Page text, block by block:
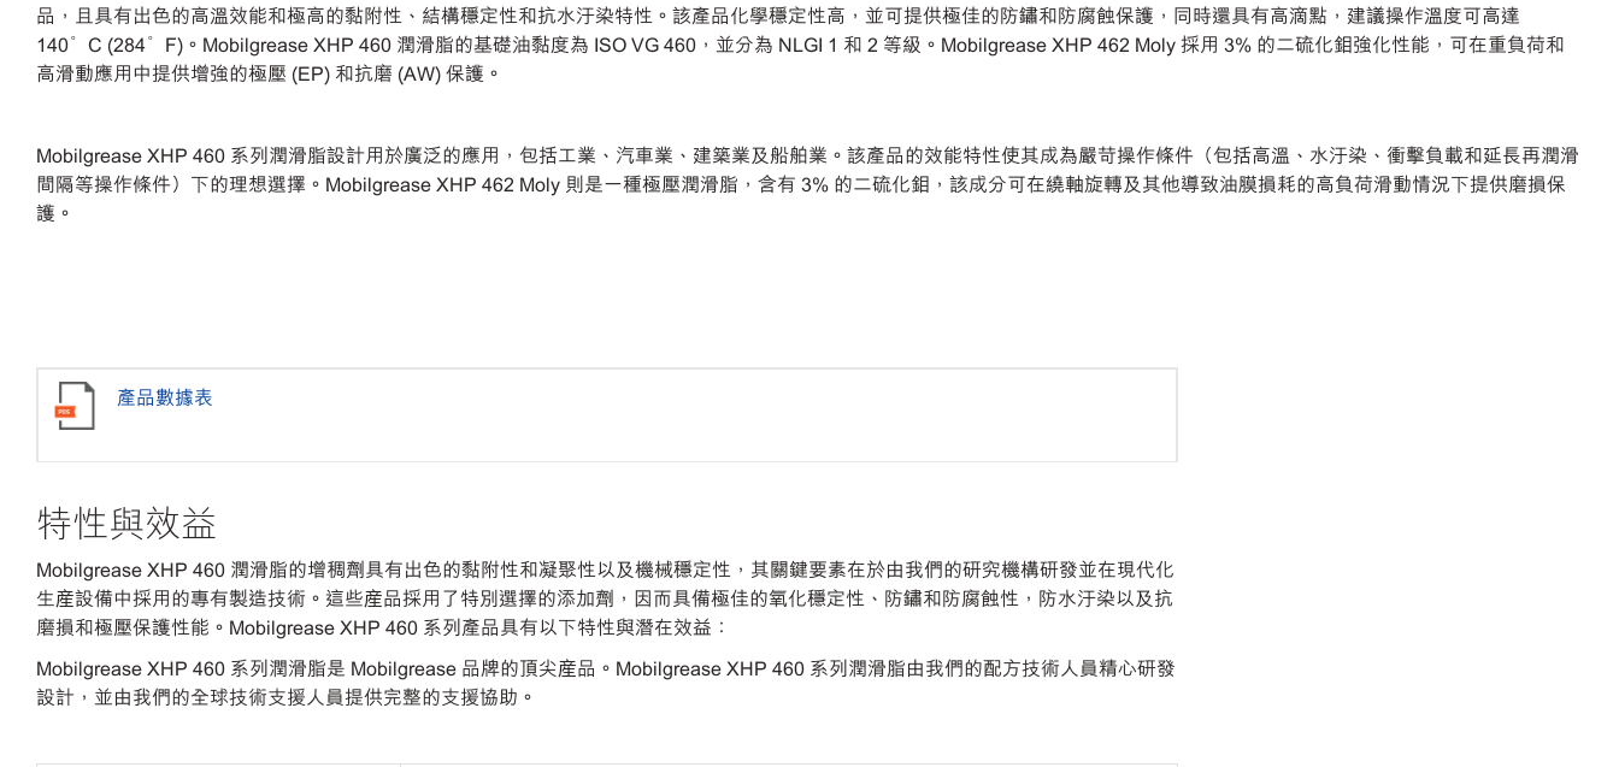
品，且具有出色的高溫效能和極高的黏附性、結構穩定性和抗水汙染特性。該產品化學穩定性高，並可提供極佳的防鏽和防腐蝕保護，同時還具有高滴點，建議操作溫度可高達
140°C (284°F)。Mobilgrease XHP 460 潤滑脂的基礎油黏度為 ISO VG 460，並分為 NLGI 1 和 2 等級。Mobilgrease XHP 462 Moly 採用 3% 的二硫化鉬強化性能，可在重負荷和
高滑動應用中提供增強的極壓 (EP) 和抗磨 (AW) 保護。
Mobilgrease XHP 460 系列潤滑脂設計用於廣泛的應用，包括工業、汽車業、建築業及船舶業。該產品的效能特性使其成為嚴苛操作條件（包括高溫、水汙染、衝擊負載和延長再潤滑
間隔等操作條件）下的理想選擇。Mobilgrease XHP 462 Moly 則是一種極壓潤滑脂，含有 3% 的二硫化鉬，該成分可在繞軸旋轉及其他導致油膜損耗的高負荷滑動情況下提供磨損保
護。
產品數據表
特性與效益
Mobilgrease XHP 460 潤滑脂的增稠劑具有出色的黏附性和凝聚性以及機械穩定性，其關鍵要素在於由我們的研究機構研發並在現代化
生産設備中採用的專有製造技術。這些産品採用了特別選擇的添加劑，因而具備極佳的氧化穩定性、防鏽和防腐蝕性，防水汙染以及抗
磨損和極壓保護性能。Mobilgrease XHP 460 系列產品具有以下特性與潛在效益：
Mobilgrease XHP 460 系列潤滑脂是 Mobilgrease 品牌的頂尖産品。Mobilgrease XHP 460 系列潤滑脂由我們的配方技術人員精心研發
設計，並由我們的全球技術支援人員提供完整的支援協助。